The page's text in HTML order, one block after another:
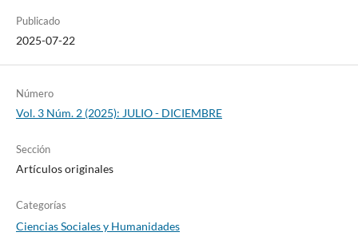
Publicado
2025-07-22
Número
Vol. 3 Núm. 2 (2025): JULIO - DICIEMBRE
Sección
Artículos originales
Categorías
Ciencias Sociales y Humanidades